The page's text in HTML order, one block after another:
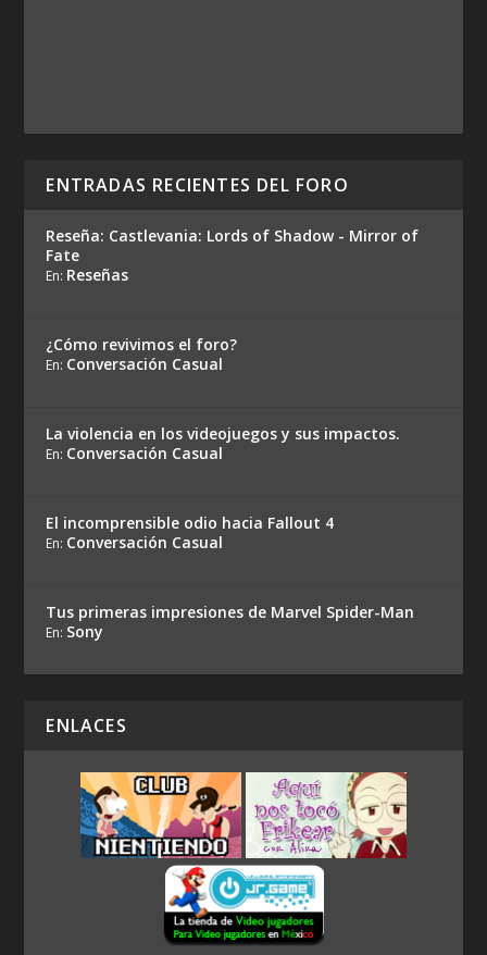
ENTRADAS RECIENTES DEL FORO
Reseña: Castlevania: Lords of Shadow - Mirror of
Fate
En: Reseñas
¿Cómo revivimos el foro?
En: Conversación Casual
La violencia en los videojuegos y sus impactos.
En: Conversación Casual
El incomprensible odio hacia Fallout 4
En: Conversación Casual
Tus primeras impresiones de Marvel Spider-Man
En: Sony
ENLACES